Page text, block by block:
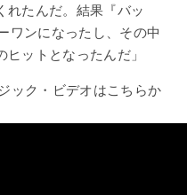
れたんだ。結果『バッ
ワンになったし、その中
ットとなったんだ」
ック・ビデオはこちらか